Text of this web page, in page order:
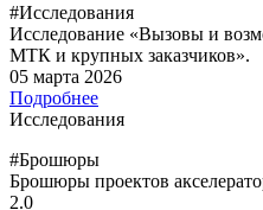
#Исследования
Исследование «Вызовы и
МТК и крупных заказчиков».
05 марта 2026
Подробнее
Исследования
#Брошюры
Брошюры проектов
2.0